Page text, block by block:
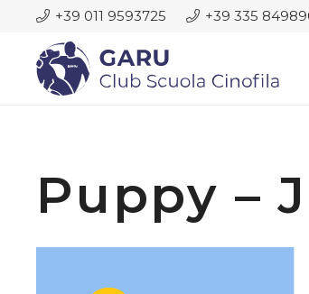
+39 011 9593725 +39 335
Puppy –